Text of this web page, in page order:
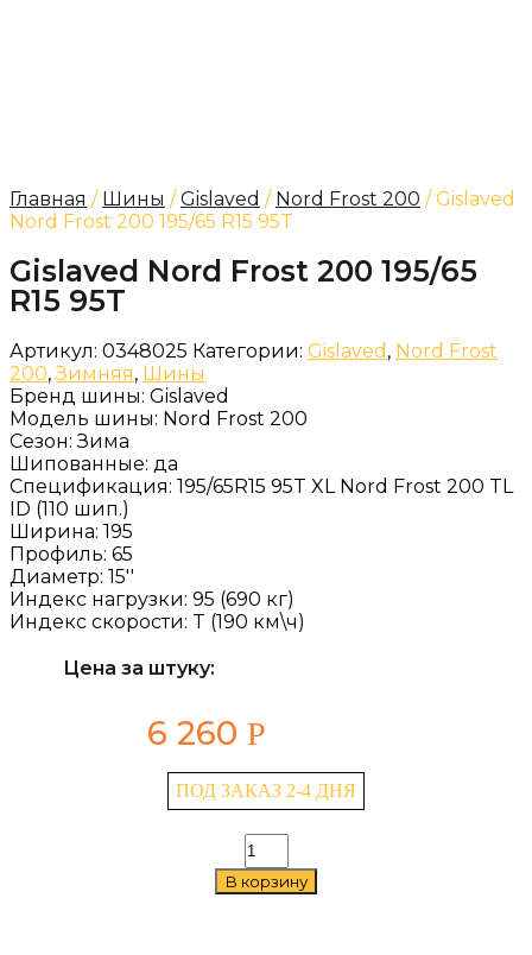
Главная / Шины /Gislaved / Nord Frost 200 / Gislaved
Nord Frost 200 195/65 R15 95T
Gislaved Nord Frost 200 195/65
R15 95T
Артикул: 0348025 Категории: Gislaved , Nord Frost
200,Зимняя, Шины
Бренд шины: Gislaved
Модель шины: Nord Frost 200
Сезон:Зима
Шипованные: да
Спецификация: 195/65R15 95T XL Nord Frost 200 TL
ID (110 шип.)
Ширина: 195
Профиль: 65
Диаметр: 15''
Индекс нагрузки: 95 (690 кг)
Индекс скорости: T (190 км\ч)
Цена за штуку:
6 260 Р
ПОД ЗАКАЗ 2-4 ДНЯ
Количество
товара
Gislaved
В корзину